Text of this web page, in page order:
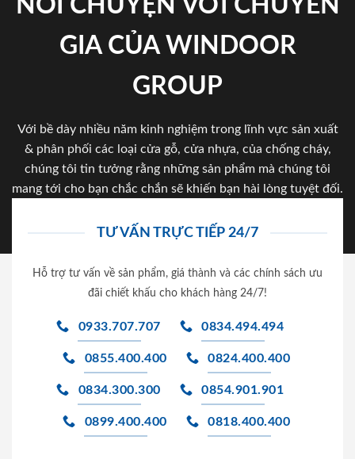
NÓI CHUYỆN VỚI CHUYÊN
GIA CỦA WINDOOR
GROUP
Với bề dày nhiều năm kinh nghiệm trong lĩnh vực sản xuất
& phân phối các loại cửa gỗ, cửa nhựa, của chống cháy,
chúng tôi tin tưởng rằng những sản phẩm mà chúng tôi
mang tới cho bạn chắc chắn sẽ khiến bạn hài lòng tuyệt đối.
TƯ VẤN TRỰC TIẾP 24/7
Hỗ trợ tư vấn về sản phẩm, giá thành và các chính sách ưu
đãi chiết khấu cho khách hàng 24/7!
0933.707.707 0834.494.494
0855.400.400 0824.400.400
0834.300.300 0854.901.901
0899.400.400 0818.400.400